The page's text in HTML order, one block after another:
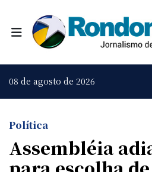
08 de agosto de 2026
Política
Assembléia